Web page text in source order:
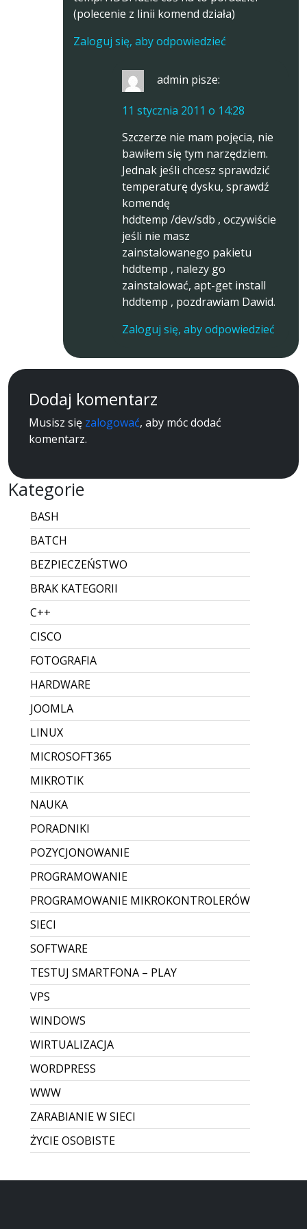
(polecenie z linii komend działa)
Zaloguj się, aby odpowiedzieć
admin pisze:
11 stycznia 2011 o 14:28
Szczerze nie mam pojęcia, nie
bawiłem się tym narzędziem.
Jednak jeśli chcesz sprawdzić
temperaturę dysku, sprawdź
komendę
hddtemp /dev/sdb , oczywiście
jeśli nie masz
zainstalowanego pakietu
hddtemp , nalezy go
zainstalować, apt-get install
hddtemp , pozdrawiam Dawid.
Zaloguj się, aby odpowiedzieć
Dodaj komentarz
Musisz się zalogować, aby móc dodać
komentarz.
Kategorie
BASH
BATCH
BEZPIECZEŃSTWO
BRAK KATEGORII
C++
CISCO
FOTOGRAFIA
HARDWARE
JOOMLA
LINUX
MICROSOFT365
MIKROTIK
NAUKA
PORADNIKI
POZYCJONOWANIE
PROGRAMOWANIE
PROGRAMOWANIE MIKROKONTROLERÓW
SIECI
SOFTWARE
TESTUJ SMARTFONA – PLAY
VPS
WINDOWS
WIRTUALIZACJA
WORDPRESS
WWW
ZARABIANIE W SIECI
ŻYCIE OSOBISTE